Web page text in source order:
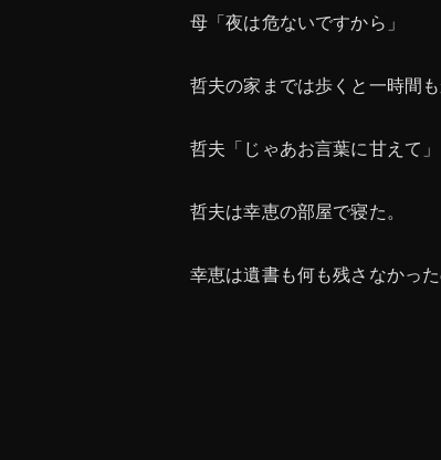
母「夜は危ないですから」
哲夫の家までは歩くと一時間
哲夫「じゃあお言葉に甘えて」
哲夫は幸恵の部屋で寝た。
幸恵は遺書も何も残さなかった